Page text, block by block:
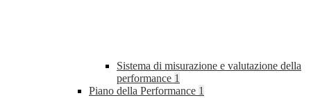
Sistema di misurazione e valutazione della
performance 1
Piano della Performance 1